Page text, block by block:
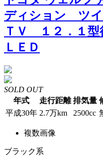
ディション ツ
ＴＶ １２．１
ＬＥＤ
SOLD OUT
年式
走行距離 排気量
平成30年 2.7万km 2500cc
複数画像
ブラック系